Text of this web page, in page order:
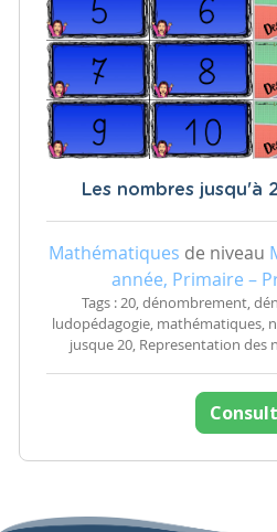
Les nombres jusqu'à
Mathématiques de niveau
année, Primaire –
Tags : 20, dénombrement,
ludopédagogie, mathématiques,
jusque 20, Representation des